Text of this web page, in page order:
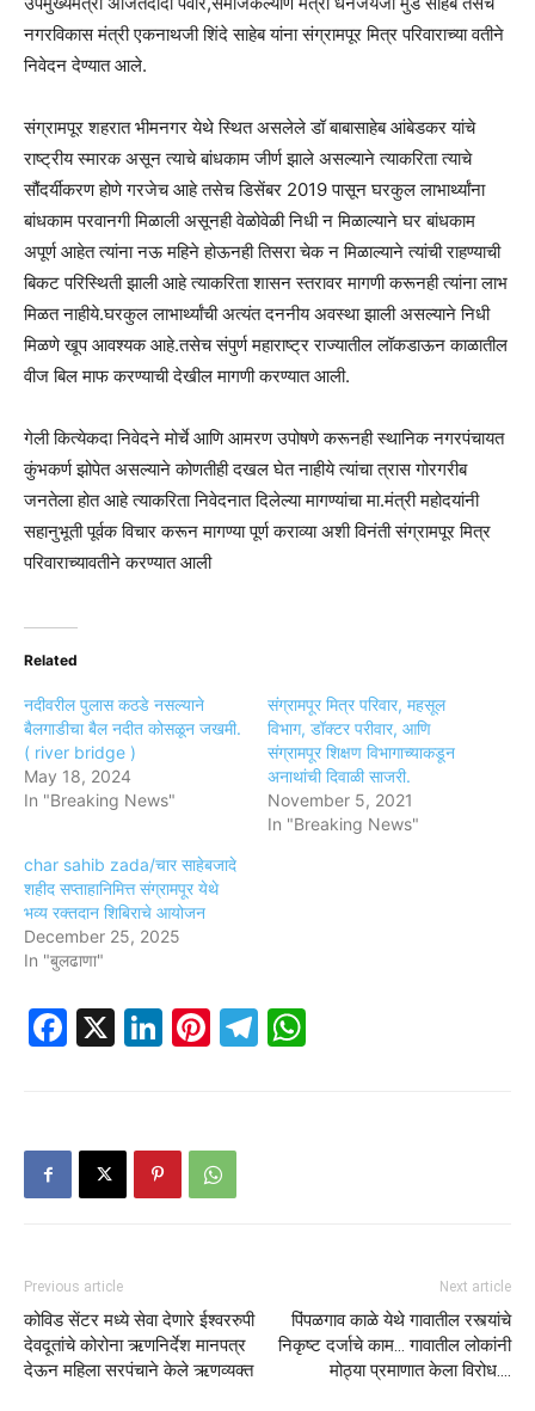
नगरविकास मंत्री एकनाथजी शिंदे साहेब यांना संग्रामपूर मित्र परिवाराच्या वतीने
निवेदन देण्यात आले.
संग्रामपूर शहरात भीमनगर येथे स्थित असलेले डॉ बाबासाहेब आंबेडकर यांचे
राष्ट्रीय स्मारक असून त्याचे बांधकाम जीर्ण झाले असल्याने त्याकरिता त्याचे
सौंदर्यीकरण होणे गरजेच आहे तसेच डिसेंबर 2019 पासून घरकुल लाभार्थ्यांना
बांधकाम परवानगी मिळाली असूनही वेळोवेळी निधी न मिळाल्याने घर बांधकाम
अपूर्ण आहेत त्यांना नऊ महिने होऊनही तिसरा चेक न मिळाल्याने त्यांची राहण्याची
बिकट परिस्थिती झाली आहे त्याकरिता शासन स्तरावर मागणी करूनही त्यांना लाभ
मिळत नाहीये.घरकुल लाभार्थ्यांची अत्यंत दननीय अवस्था झाली असल्याने निधी
मिळणे खूप आवश्यक आहे.तसेच संपुर्ण महाराष्ट्र राज्यातील लॉकडाऊन काळातील
वीज बिल माफ करण्याची देखील मागणी करण्यात आली.
गेली कित्येकदा निवेदने मोर्चे आणि आमरण उपोषणे करूनही स्थानिक नगरपंचायत
कुंभकर्ण झोपेत असल्याने कोणतीही दखल घेत नाहीये त्यांचा त्रास गोरगरीब
जनतेला होत आहे त्याकरिता निवेदनात दिलेल्या मागण्यांचा मा.मंत्री महोदयांनी
सहानुभूती पूर्वक विचार करून मागण्या पूर्ण कराव्या अशी विनंती संग्रामपूर मित्र
परिवाराच्यावतीने करण्यात आली
Related
नदीवरील पुलास कठडे नसल्याने
बैलगाडीचा बैल नदीत कोसळून जखमी.
( river bridge )
May 18, 2024
In "Breaking News"
संग्रामपूर मित्र परिवार, महसूल
विभाग, डॉक्टर परीवार, आणि
संग्रामपूर शिक्षण विभागाच्याकडून
अनाथांची दिवाळी साजरी.
November 5, 2021
In "Breaking News"
char sahib zada/चार साहेबजादे
शहीद सप्ताहानिमित्त संग्रामपूर येथे
भव्य रक्तदान शिबिराचे आयोजन
December 25, 2025
In "बुलढाणा"
Facebook
X LinkedIn
Pinterest
Telegram
Previous article
कोविड सेंटर मध्ये सेवा देणारे ईश्वररुपी
देवदूतांचे कोरोना ऋणनिर्देश मानपत्र
देऊन महिला सरपंचाने केले ऋणव्यक्त
Next article
पिंपळगाव काळे येथे गावातील रस्त्यांचे
निकृष्ट दर्जाचे काम… गावातील लोकांनी
मोठ्या प्रमाणात केला विरोध….